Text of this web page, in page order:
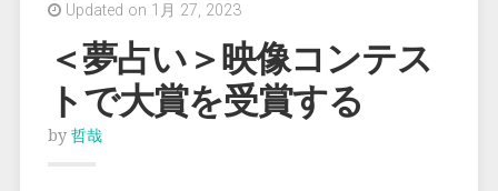
Updated on 1月 27, 2023
＜夢占い＞映像コンテス
トで大賞を受賞する
by 哲哉